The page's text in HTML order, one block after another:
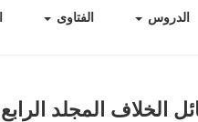
الدروس الفتاوى
الخلاف المجلد الرابع